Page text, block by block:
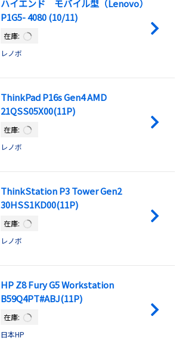
ハイエンド モバイル型（Lenovo）
P1G5- 4080 (10/11)
在庫:
レノボ
ThinkPad P16s Gen4 AMD
21QSS05X00(11P)
在庫:
レノボ
ThinkStation P3 Tower Gen2
30HSS1KD00(11P)
在庫:
レノボ
HP Z8 Fury G5 Workstation
B59Q4PT#ABJ(11P)
在庫:
日本HP